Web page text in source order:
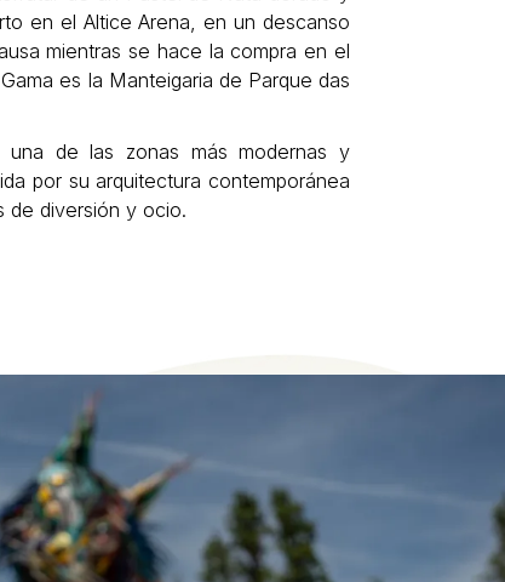
en el Altice Arena, en un descanso
mientras se hace la compra en el
es la Manteigaria de Parque das
de las zonas más modernas y
por su arquitectura contemporánea
de diversión y ocio.